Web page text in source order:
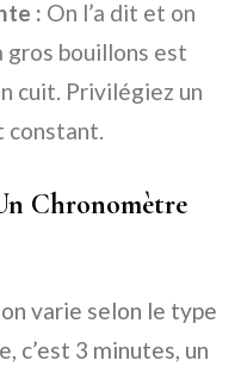
: On l’a dit et on
gros bouillons est
cuit. Privilégiez un
Chronomètre
varie selon le type
c’est 3 minutes, un